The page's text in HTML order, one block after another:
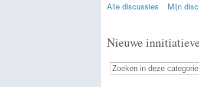
Alle discussies Mijn
Nieuwe